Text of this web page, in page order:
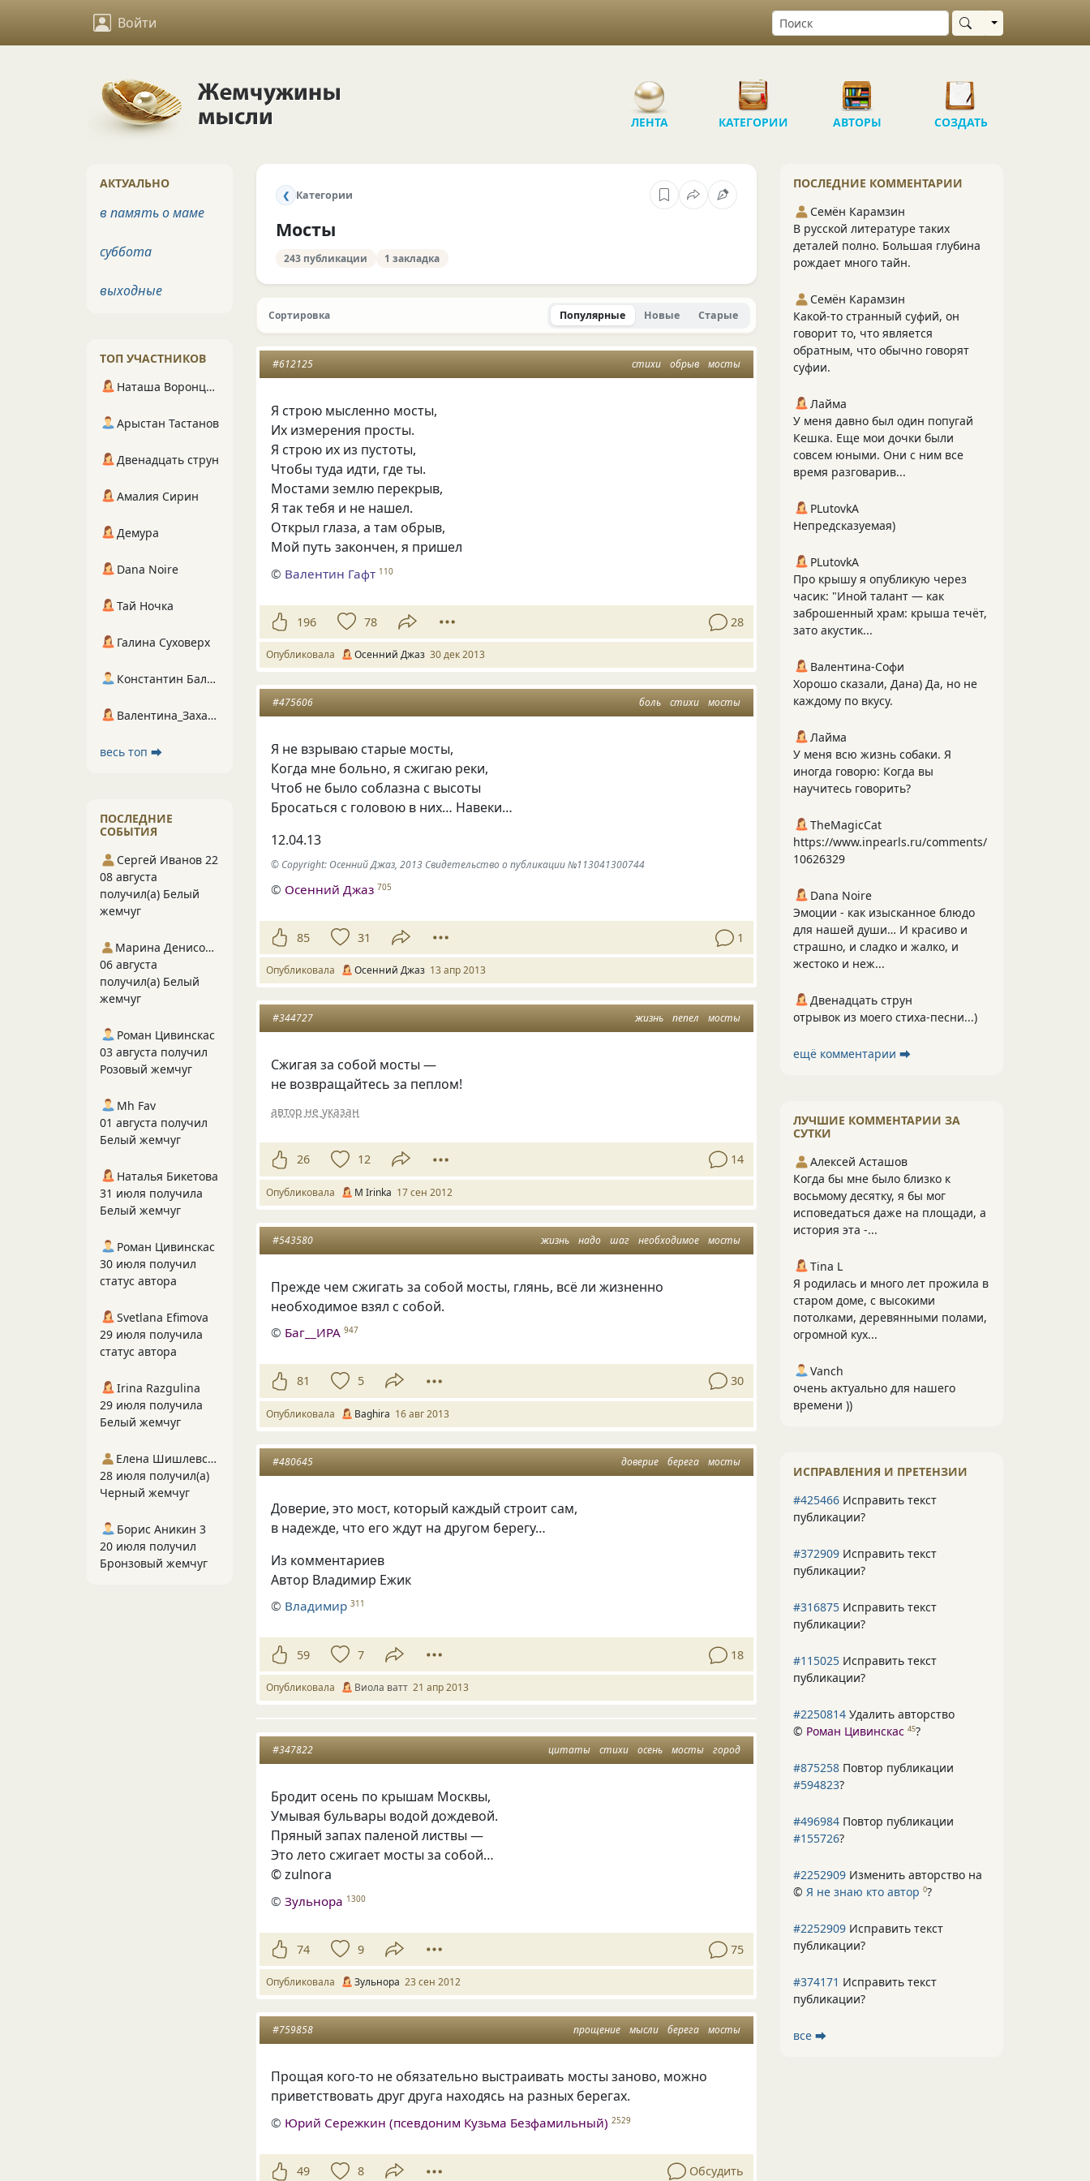
Войти Выбрать область
ЛЕНТА КАТЕГОРИИ АВТОРЫ СОЗДАТЬ
❮ Категории
Мосты
243 публикации 1 закладка
Сортировка Популярные Новые Старые
стихи обрыв мосты
#612125
Я строю мысленно мосты,
Их измерения просты.
Я строю их из пустоты,
Чтобы туда идти, где ты.
Мостами землю перекрыв,
Я так тебя и не нашел.
Открыл глаза, а там обрыв,
Мой путь закончен, я пришел
© Валентин Гафт 110
196 78 28
Опубликовала Осенний Джаз 30 дек 2013
боль стихи мосты
#475606
Я не взрываю старые мосты,
Когда мне больно, я сжигаю реки,
Чтоб не было соблазна с высоты
Бросаться с головою в них… Навеки…
12.04.13
© Copyright: Осенний Джаз, 2013 Свидетельство о публикации №113041300744
© Осенний Джаз 705
85 31 1
Опубликовала Осенний Джаз 13 апр 2013
жизнь пепел мосты
#344727
Сжигая за собой мосты —
не возвращайтесь за пеплом!
автор не указан
26 12 14
Опубликовала М Irinka 17 сен 2012
жизнь надо шаг необходимое мосты
#543580
Прежде чем сжигать за собой мосты, глянь, всё ли жизненно
необходимое взял с собой.
© Баг__ИРА 947
81 5 30
Опубликовала Baghira 16 авг 2013
доверие берега мосты
#480645
Доверие, это мост, который каждый строит сам,
в надежде, что его ждут на другом берегу…
Из комментариев
Автор Владимир Ежик
© Владимир 311
59 7 18
Опубликовала Виола ватт 21 апр 2013
цитаты стихи осень мосты город
#347822
Бродит осень по крышам Москвы,
Умывая бульвары водой дождевой.
Пряный запах паленой листвы —
Это лето сжигает мосты за собой…
© zulnora
©Зульнора 1300
74 9 75
Опубликовала Зульнора 23 сен 2012
прощение мысли берега мосты
#759858
Прощая кого-то не обязательно выстраивать мосты заново, можно
приветствовать друг друга находясь на разных берегах.
© Юрий Сережкин (псевдоним Кузьма Безфамильный) 2529
49 8 Обсудить
ПОСЛЕДНИЕ КОММЕНТАРИИ
Семён Карамзин
В русской литературе таких
деталей полно. Большая глубина
рождает много тайн.
Семён Карамзин
Какой-то странный суфий, он
говорит то, что является
обратным, что обычно говорят
суфии.
Лайма
У меня давно был один попугай
Кешка. Еще мои дочки были
совсем юными. Они с ним все
время разговарив...
PLutоvkА
Непредсказуемая)
PLutоvkА
Про крышу я опубликую через
часик: "Иной талант — как
заброшенный храм: крыша течёт,
зато акустик...
Валентина-Софи
Хорошо сказали, Дана) Да, но не
каждому по вкусу.
Лайма
У меня всю жизнь собаки. Я
иногда говорю: Когда вы
научитесь говорить?
TheMagicCat
https://www.inpearls.ru/comments/
10626329
Dana Noire
Эмоции - как изысканное блюдо
для нашей души… И красиво и
страшно, и сладко и жалко, и
жестоко и неж...
Двенадцать струн
отрывок из моего стиха-песни...)
ещё комментарии ⮕
ЛУЧШИЕ КОММЕНТАРИИ ЗА
СУТКИ
Алексей Асташов
Когда бы мне было близко к
восьмому десятку, я бы мог
исповедаться даже на площади, а
история эта -...
Tina L
Я родилась и много лет прожила в
старом доме, с высокими
потолками, деревянными полами,
огромной кух...
Vanch
очень актуально для нашего
времени ))
ИСПРАВЛЕНИЯ И ПРЕТЕНЗИИ
#425466 Исправить текст
публикации?
#372909 Исправить текст
публикации?
#316875 Исправить текст
публикации?
#115025 Исправить текст
публикации?
#2250814 Удалить авторство
© Роман Цивинскас 45?
#875258 Повтор публикации
#594823?
#496984 Повтор публикации
#155726?
#2252909 Изменить авторство на
© Я не знаю кто автор 0?
#2252909 Исправить текст
публикации?
#374171 Исправить текст
публикации?
все ⮕
АКТУАЛЬНО
в память о маме
суббота
выходные
ТОП УЧАСТНИКОВ
Наташа Воронцова
Арыстан Тастанов
Двенадцать струн
Амалия Сирин
Демура
Dana Noire
Тай Ночка
Галина Суховерх
Константин Балухта
Валентина_Захарова
весь топ ⮕
ПОСЛЕДНИЕ
СОБЫТИЯ
Сергей Иванов 22
08 августа
получил(а) Белый
жемчуг
Марина Денисова 5
06 августа
получил(а) Белый
жемчуг
Роман Цивинскас
03 августа получил
Розовый жемчуг
Mh Fav
01 августа получил
Белый жемчуг
Наталья Бикетова
31 июля получила
Белый жемчуг
Роман Цивинскас
30 июля получил
статус автора
Svetlana Efimova
29 июля получила
статус автора
Irina Razgulina
29 июля получила
Белый жемчуг
Елена Шишлевская
28 июля получил(а)
Черный жемчуг
Борис Аникин 3
20 июля получил
Бронзовый жемчуг